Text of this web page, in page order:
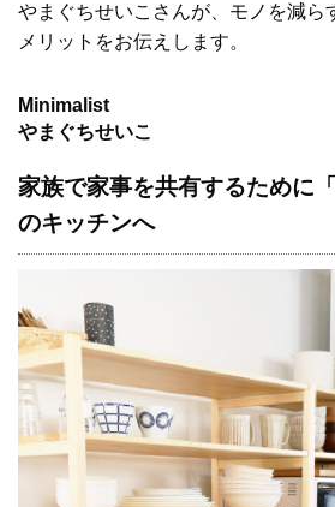
やまぐちせいこさんが、モノを減ら
メリットをお伝えします。
Minimalist
やまぐちせいこ
家族で家事を共有するために
のキッチンへ